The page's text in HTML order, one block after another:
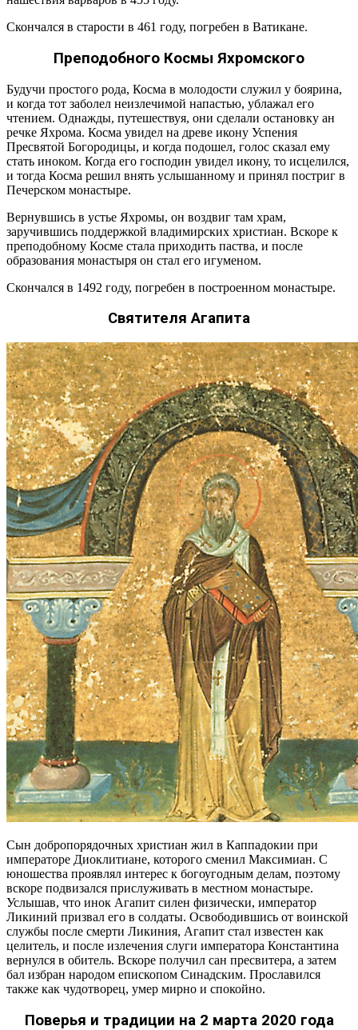
Скончался в старости в 461 году, погребен в Ватикане.
Преподобного Космы Яхромского
Будучи простого рода, Косма в молодости служил у боярина,
и когда тот заболел неизлечимой напастью, ублажал его
чтением. Однажды, путешествуя, они сделали остановку ан
речке Яхрома. Косма увидел на древе икону Успения
Пресвятой Богородицы, и когда подошел, голос сказал ему
стать иноком. Когда его господин увидел икону, то исцелился,
и тогда Косма решил внять услышанному и принял постриг в
Печерском монастыре.
Вернувшись в устье Яхромы, он воздвиг там храм,
заручившись поддержкой владимирских христиан. Вскоре к
преподобному Косме стала приходить паства, и после
образования монастыря он стал его игуменом.
Скончался в 1492 году, погребен в построенном монастыре.
Святителя Агапита
Сын добропорядочных христиан жил в Каппадокии при
императоре Диоклитиане, которого сменил Максимиан. С
юношества проявлял интерес к богоугодным делам, поэтому
вскоре подвизался прислуживать в местном монастыре.
Услышав, что инок Агапит силен физически, император
Ликиний призвал его в солдаты. Освободившись от воинской
службы после смерти Ликиния, Агапит стал известен как
целитель, и после излечения слуги императора Константина
вернулся в обитель. Вскоре получил сан пресвитера, а затем
бал избран народом епископом Синадским. Прославился
также как чудотворец, умер мирно и спокойно.
Поверья и традиции на 2 марта 2020 года